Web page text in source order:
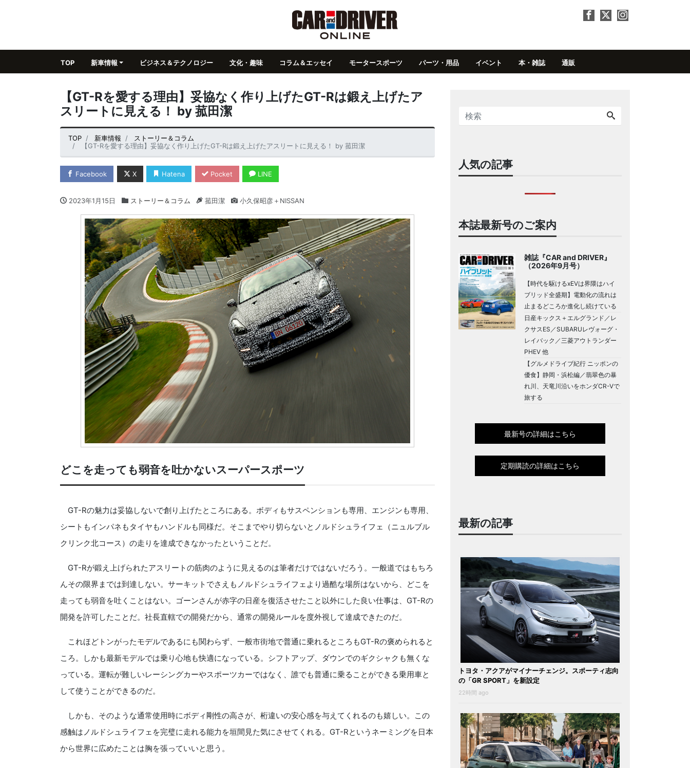
TOP 新車情報 ビジネス＆テクノロジー 文化・趣味 コラム＆エッセイ モータースポーツ パーツ・用品 イベント 本・雑誌 通販
【GT-Rを愛する理由】妥協なく作り上げたGT-Rは鍛え上げたア
スリートに見える！ by 菰田潔
TOP 新車情報
ストーリー＆コラム
【GT-Rを愛する理由】妥協なく作り上げたGT-Rは鍛え上げたアスリートに見える！ by 菰田潔
Facebook X Hatena Pocket LINE
2023年1月15日 ストーリー＆コラム 菰田潔 小久保昭彦＋NISSAN
どこを走っても弱音を吐かないスーパースポーツ
GT-Rの魅力は妥協しないで創り上げたところにある。ボディもサスペンションも専用、エンジンも専用、
シートもインパネもタイヤもハンドルも同様だ。そこまでやり切らないとノルドシュライフェ（ニュルブル
クリンク北コース）の走りを達成できなかったということだ。
GT-Rが鍛え上げられたアスリートの筋肉のように見えるのは筆者だけではないだろう。一般道ではもちろ
んその限界までは到達しない。サーキットでさえもノルドシュライフェより過酷な場所はないから、どこを
走っても弱音を吐くことはない。ゴーンさんが赤字の日産を復活させたこと以外にした良い仕事は、GT-Rの
開発を許可したことだ。社長直轄での開発だから、通常の開発ルールを度外視して達成できたのだ。
これほどトンがったモデルであるにも関わらず、一般市街地で普通に乗れるところもGT-Rの褒められると
ころ。しかも最新モデルでは乗り心地も快適になっている。シフトアップ、ダウンでのギクシャクも無くな
っている。運転が難しいレーシングカーやスポーツカーではなく、誰でも普通に乗ることができる乗用車と
して使うことができるのだ。
しかも、そのような通常使用時にボディ剛性の高さが、桁違いの安心感を与えてくれるのも嬉しい。この
感触はノルドシュライフェを完璧に走れる能力を垣間見た気にさせてくれる。GT-Rというネーミングを日本
から世界に広めたことは胸を張っていいと思う。
人気の記事
本誌最新号のご案内
雑誌『CAR and DRIVER』
（2026年9月号）
【時代を駆けるxEVは界隈はハイ
ブリッド全盛期】電動化の流れは
止まるどころか進化し続けている
日産キックス＋エルグランド／レ
クサスES／SUBARUレヴォーグ・
レイバック／三菱アウトランダー
PHEV 他
【グルメドライブ紀行 ニッポンの
優食】静岡・浜松編／翡翠色の暴
れ川、天竜川沿いをホンダCR-Vで
旅する
最新号の詳細はこちら
定期購読の詳細はこちら
最新の記事
トヨタ・アクアがマイナーチェンジ。スポーティ志向
の「GR SPORT」を新設定
22時間 ago